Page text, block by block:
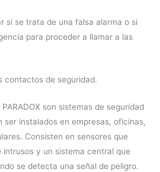
si se trata de una falsa alarma o si
para proceder a llamar a las
contactos de seguridad.
son sistemas de seguridad
ser instalados en empresas, oficinas,
Consisten en sensores que
y un sistema central que
se detecta una señal de peligro.